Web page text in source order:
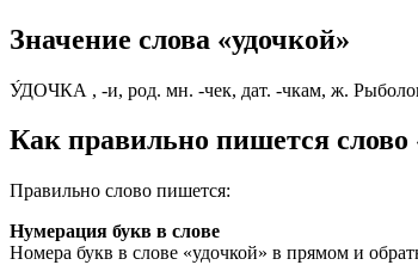
Значение слова «удочкой»
У́ДОЧКА , -и, род. мн. -чек, дат. -чкам, ж.
Как правильно пишется слово
Правильно слово пишется:
Нумерация букв в слове
Номера букв в слове «удочкой» в прямом и